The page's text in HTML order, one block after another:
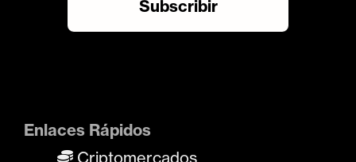
Enlaces Rápidos
Criptomercados